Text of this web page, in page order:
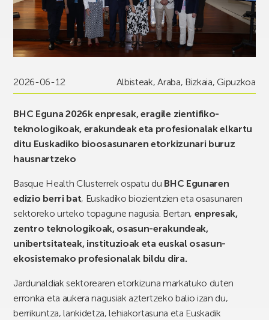
2026-06-12 Albisteak,Araba, Bizkaia,Gipuzkoa
BHC Eguna 2026k enpresak, eragile zientifiko-
teknologikoak, erakundeak eta profesionalak elkartu
ditu Euskadiko bioosasunaren etorkizunari buruz
hausnartzeko
Basque Health Clusterrek ospatu du BHC Egunaren
edizio berri bat, Euskadiko biozientzien eta osasunaren
sektoreko urteko topagune nagusia. Bertan, enpresak,
zentro teknologikoak, osasun-erakundeak,
unibertsitateak, instituzioak eta euskal osasun-
ekosistemako profesionalak bildu dira.
Jardunaldiak sektorearen etorkizuna markatuko duten
erronka eta aukera nagusiak aztertzeko balio izan du,
berrikuntza, lankidetza, lehiakortasuna eta Euskadik